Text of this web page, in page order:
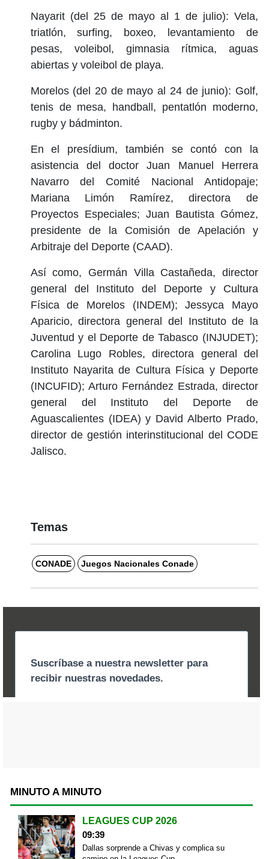
Nayarit (del 25 de mayo al 1 de julio): Vela,
triatlón, surfing, boxeo, levantamiento de
pesas, voleibol, gimnasia rítmica, aguas
abiertas y voleibol de playa.
Morelos (del 20 de mayo al 24 de junio): Golf,
tenis de mesa, handball, pentatlón moderno,
rugby y bádminton.
En el presídium, también se contó con la
asistencia del doctor Juan Manuel Herrera
Navarro del Comité Nacional Antidopaje;
Mariana Limón Ramírez, directora de
Proyectos Especiales; Juan Bautista Gómez,
presidente de la Comisión de Apelación y
Arbitraje del Deporte (CAAD).
Así como, Germán Villa Castañeda, director
general del Instituto del Deporte y Cultura
Física de Morelos (INDEM); Jessyca Mayo
Aparicio, directora general del Instituto de la
Juventud y el Deporte de Tabasco (INJUDET);
Carolina Lugo Robles, directora general del
Instituto Nayarita de Cultura Física y Deporte
(INCUFID); Arturo Fernández Estrada, director
general del Instituto del Deporte de
Aguascalientes (IDEA) y David Alberto Prado,
director de gestión interinstitucional del CODE
Jalisco.
Temas
CONADE Juegos Nacionales Conade
MINUTO A MINUTO
LEAGUES CUP 2026
09:39
Dallas sorprende a Chivas y complica su